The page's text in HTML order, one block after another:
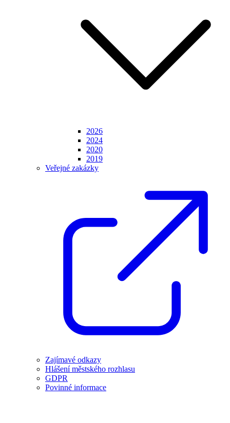
2026
2024
2020
2019
Veřejné zakázky
Zajímavé odkazy
Hlášení městského rozhlasu
GDPR
Povinné informace